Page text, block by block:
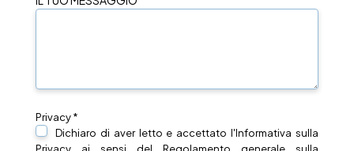
Privacy *
Dichiaro di aver letto e accettato l'Informativa sulla